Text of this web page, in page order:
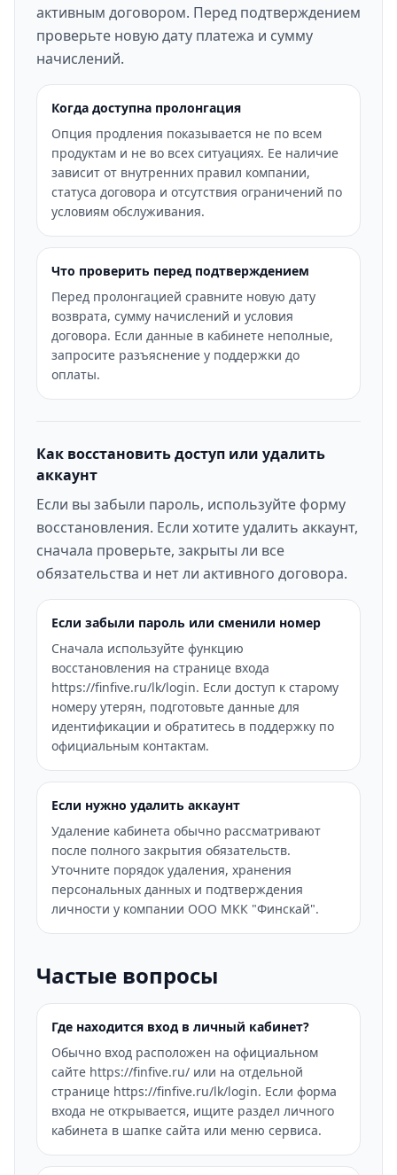
активным договором. Перед подтверждением
проверьте новую дату платежа и сумму
начислений.
Когда доступна пролонгация
Опция продления показывается не по всем
продуктам и не во всех ситуациях. Ее наличие
зависит от внутренних правил компании,
статуса договора и отсутствия ограничений по
условиям обслуживания.
Что проверить перед подтверждением
Перед пролонгацией сравните новую дату
возврата, сумму начислений и условия
договора. Если данные в кабинете неполные,
запросите разъяснение у поддержки до
оплаты.
Как восстановить доступ или удалить
аккаунт
Если вы забыли пароль, используйте форму
восстановления. Если хотите удалить аккаунт,
сначала проверьте, закрыты ли все
обязательства и нет ли активного договора.
Если забыли пароль или сменили номер
Сначала используйте функцию
восстановления на странице входа
https://finfive.ru/lk/login. Если доступ к старому
номеру утерян, подготовьте данные для
идентификации и обратитесь в поддержку по
официальным контактам.
Если нужно удалить аккаунт
Удаление кабинета обычно рассматривают
после полного закрытия обязательств.
Уточните порядок удаления, хранения
персональных данных и подтверждения
личности у компании ООО МКК "Финскай".
Частые вопросы
Где находится вход в личный кабинет?
Обычно вход расположен на официальном
сайте https://finfive.ru/ или на отдельной
странице https://finfive.ru/lk/login. Если форма
входа не открывается, ищите раздел личного
кабинета в шапке сайта или меню сервиса.